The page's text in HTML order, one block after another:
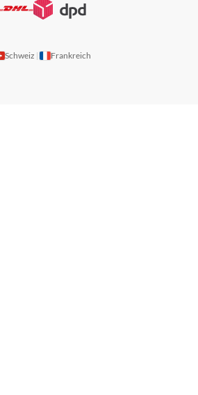
Schweiz | Frankreich